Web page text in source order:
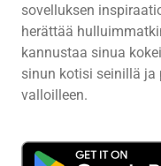
sovelluksen
herättää
kannustaa sinua
sinun kotisi seinillä
valloilleen.